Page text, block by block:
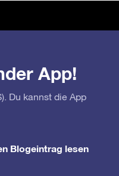
App!
Du kannst die App
Blogeintrag lesen